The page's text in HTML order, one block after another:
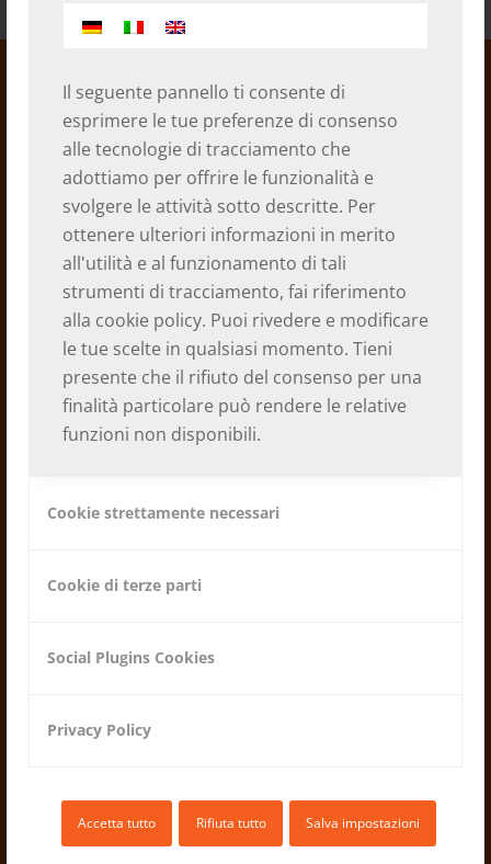
Il seguente pannello ti consente di
esprimere le tue preferenze di consenso
alle tecnologie di tracciamento che
adottiamo per offrire le funzionalità e
svolgere le attività sotto descritte. Per
ottenere ulteriori informazioni in merito
all'utilità e al funzionamento di tali
strumenti di tracciamento, fai riferimento
alla cookie policy. Puoi rivedere e modificare
le tue scelte in qualsiasi momento. Tieni
presente che il rifiuto del consenso per una
finalità particolare può rendere le relative
funzioni non disponibili.
Cookie strettamente necessari
Cookie di terze parti
Social Plugins Cookies
Privacy Policy
Accetta tutto Rifiuta tutto Salva impostazioni
Spazi sanitari
10.03.2022